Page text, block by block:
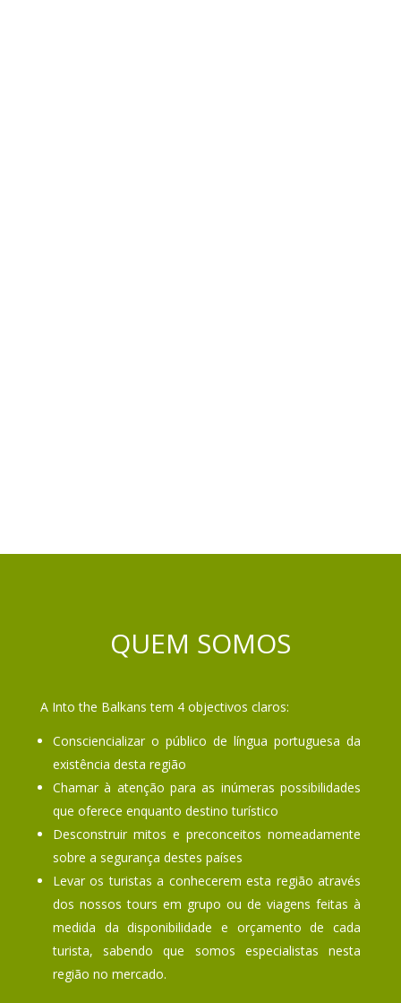
QUEM SOMOS
A Into the Balkans tem 4 objectivos claros:
Consciencializar o público de língua portuguesa da
existência desta região
Chamar à atenção para as inúmeras possibilidades
que oferece enquanto destino turístico
Desconstruir mitos e preconceitos nomeadamente
sobre a segurança destes países
Levar os turistas a conhecerem esta região através
dos nossos tours em grupo ou de viagens feitas à
medida da disponibilidade e orçamento de cada
turista, sabendo que somos especialistas nesta
região no mercado.